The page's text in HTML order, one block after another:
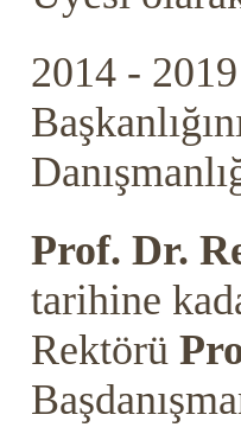
2014 -
Prof. Dr.
tarihine
Rektörü